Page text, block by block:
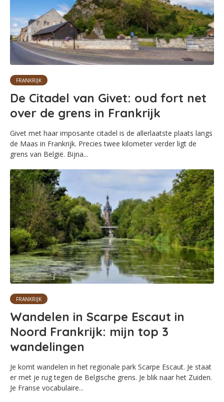
FRANKRIJK
De Citadel van Givet: oud fort net
over de grens in Frankrijk
Givet met haar imposante citadel is de allerlaatste plaats langs
de Maas in Frankrijk. Precies twee kilometer verder ligt de
grens van België. Bijna...
FRANKRIJK
Wandelen in Scarpe Escaut in
Noord Frankrijk: mijn top 3
wandelingen
Je komt wandelen in het regionale park Scarpe Escaut. Je staat
er met je rug tegen de Belgische grens. Je blik naar het Zuiden.
Je Franse vocabulaire...